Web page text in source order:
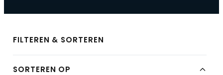
FILTEREN & SORTEREN
SORTEREN OP